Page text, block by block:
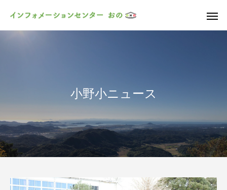
小野小ニュース